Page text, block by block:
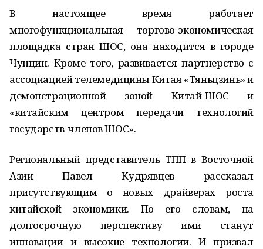
В настоящее время работает
многофункциональная торгово-экономическая
площадка стран ШОС, она находится в городе
Чунцин. Кроме того, развивается партнерство с
ассоциацией телемедицины Китая «Тяньцзинь» и
демонстрационной зоной Китай-ШОС и
«китайским центром передачи технологий
государств-членов ШОС».
Региональный представитель ТПП в Восточной
Азии Павел Кудрявцев рассказал
присутствующим о новых драйверах роста
китайской экономики. По его словам, на
долгосрочную перспективу ими станут
инновации и высокие технологии. И призвал